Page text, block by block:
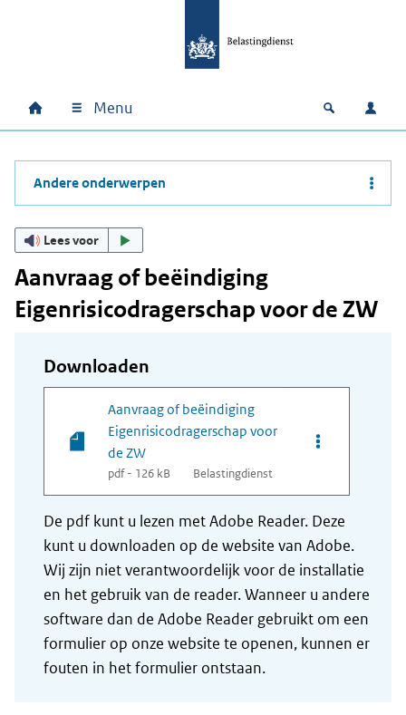
Hoofdnavigatie
Home Menu Open
Andere onderwerpen
Lees voor
Aanvraag of beëindiging
Eigenrisicodragerschap voor de ZW
Downloaden
Aanvraag of beëindiging
Eigenrisicodragerschap voor
de ZW
pdf - 126 kB Belastingdienst
Opties van
De pdf kunt u lezen met Adobe Reader. Deze
kunt u downloaden op de website van Adobe.
Wij zijn niet verantwoordelijk voor de installatie
en het gebruik van de reader. Wanneer u andere
software dan de Adobe Reader gebruikt om een
formulier op onze website te openen, kunnen er
fouten in het formulier ontstaan.